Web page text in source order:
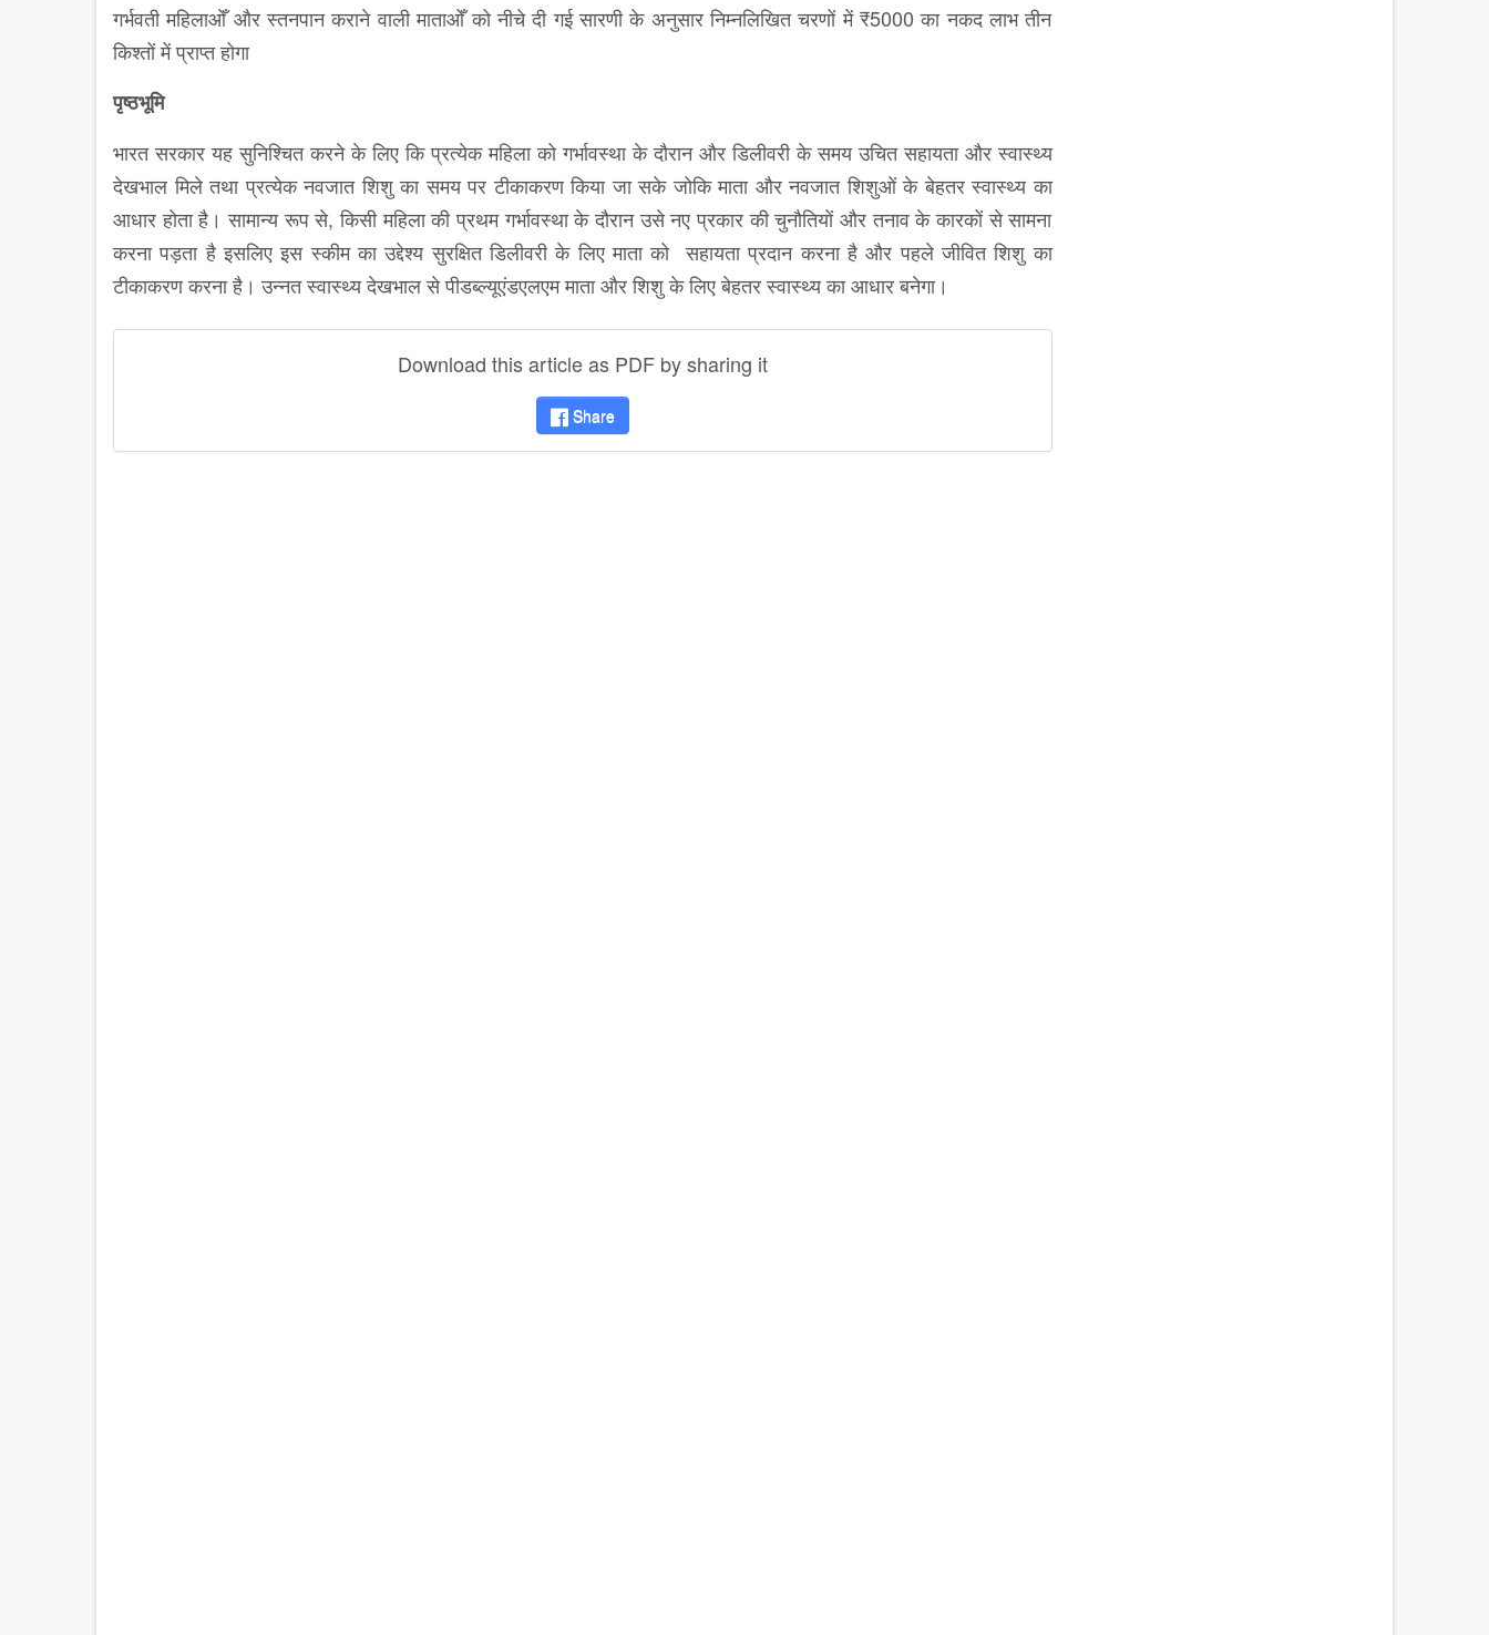
गर्भवती महिलाओँ और स्तनपान कराने वाली माताओँ को नीचे दी गई सारणी के अनुसार निम्नलिखित चरणों में ₹5000 का नकद लाभ तीन
किश्तों में प्राप्त होगा
पृष्ठभूमि
भारत सरकार यह सुनिश्चित करने के लिए कि प्रत्येक महिला को गर्भावस्था के दौरान और डिलीवरी के समय उचित सहायता और स्वास्थ्य
देखभाल मिले तथा प्रत्येक नवजात शिशु का समय पर टीकाकरण किया जा सके जोकि माता और नवजात शिशुओं के बेहतर स्वास्थ्य का
आधार होता है। सामान्य रूप से, किसी महिला की प्रथम गर्भावस्था के दौरान उसे नए प्रकार की चुनौतियों और तनाव के कारकों से सामना
करना पड़ता है इसलिए इस स्कीम का उद्देश्य सुरक्षित डिलीवरी के लिए माता को सहायता प्रदान करना है और पहले जीवित शिशु का
टीकाकरण करना है। उन्नत स्वास्थ्य देखभाल से पीडब्ल्यूएंडएलएम माता और शिशु के लिए बेहतर स्वास्थ्य का आधार बनेगा।
Download this article as PDF by sharing it
Share